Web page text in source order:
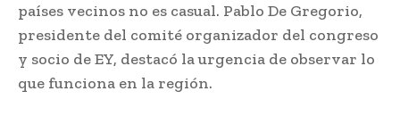
países vecinos no es casual. Pablo De Gregorio,
presidente del comité organizador del congreso
y socio de EY, destacó la urgencia de observar lo
que funciona en la región.